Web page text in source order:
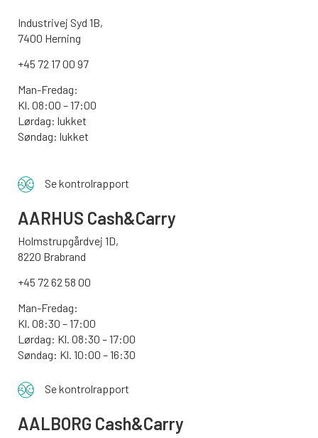
Industrivej Syd 1B,
7400 Herning
+45 72 17 00 97
Man-Fredag:
Kl. 08:00 – 17:00
Lørdag: lukket
Søndag: lukket
Se kontrolrapport
AARHUS Cash&Carry
Holmstrupgårdvej 1D,
8220 Brabrand
+45 72 62 58 00
Man-Fredag:
Kl. 08:30 – 17:00
Lørdag: Kl. 08:30 – 17:00
Søndag: Kl. 10:00 – 16:30
Se kontrolrapport
AALBORG Cash&Carry